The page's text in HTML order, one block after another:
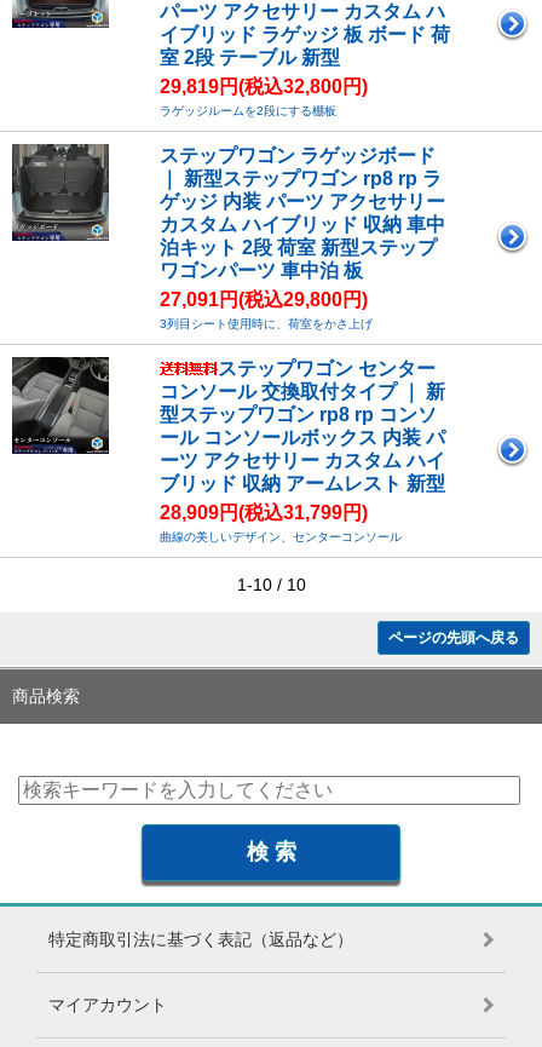
パーツ アクセサリー カスタム ハ
イブリッド ラゲッジ 板 ボード 荷
室 2段 テーブル 新型
29,819円(税込32,800円)
ラゲッジルームを2段にする棚板
ステップワゴン ラゲッジボード
｜ 新型ステップワゴン rp8 rp ラ
ゲッジ 内装 パーツ アクセサリー
カスタム ハイブリッド 収納 車中
泊キット 2段 荷室 新型ステップ
ワゴンパーツ 車中泊 板
27,091円(税込29,800円)
3列目シート使用時に、荷室をかさ上げ
ステップワゴン センター
コンソール 交換取付タイプ ｜ 新
型ステップワゴン rp8 rp コンソ
ール コンソールボックス 内装 パ
ーツ アクセサリー カスタム ハイ
ブリッド 収納 アームレスト 新型
28,909円(税込31,799円)
曲線の美しいデザイン、センターコンソール
1-10 / 10
ページの先頭へ戻る
商品検索
特定商取引法に基づく表記（返品など）
マイアカウント